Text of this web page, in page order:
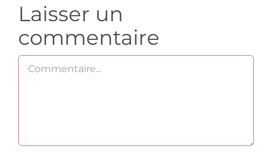
Laisser un
commentaire
Commentaire